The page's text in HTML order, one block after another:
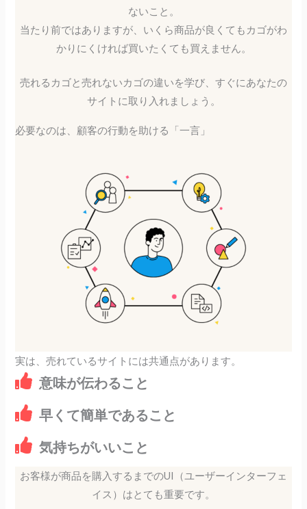
ないこと。
当たり前ではありますが、いくら商品が良くてもカゴがわ
かりにくければ買いたくても買えません。
売れるカゴと売れないカゴの違いを学び、すぐにあなたの
サイトに取り入れましょう。
必要なのは、顧客の行動を助ける「一言」
実は、売れているサイトには共通点があります。
意味が伝わること
早くて簡単であること
気持ちがいいこと
お客様が商品を購入するまでのUI（ユーザーインターフェ
イス）はとても重要です。